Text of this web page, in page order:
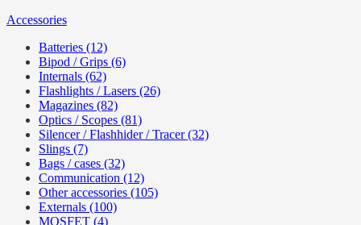
Accessories
Batteries (12)
Bipod / Grips (6)
Internals (62)
Flashlights / Lasers (26)
Magazines (82)
Optics / Scopes (81)
Silencer / Flashhider / Tracer (32)
Slings (7)
Bags / cases (32)
Communication (12)
Other accessories (105)
Externals (100)
MOSFET (4)